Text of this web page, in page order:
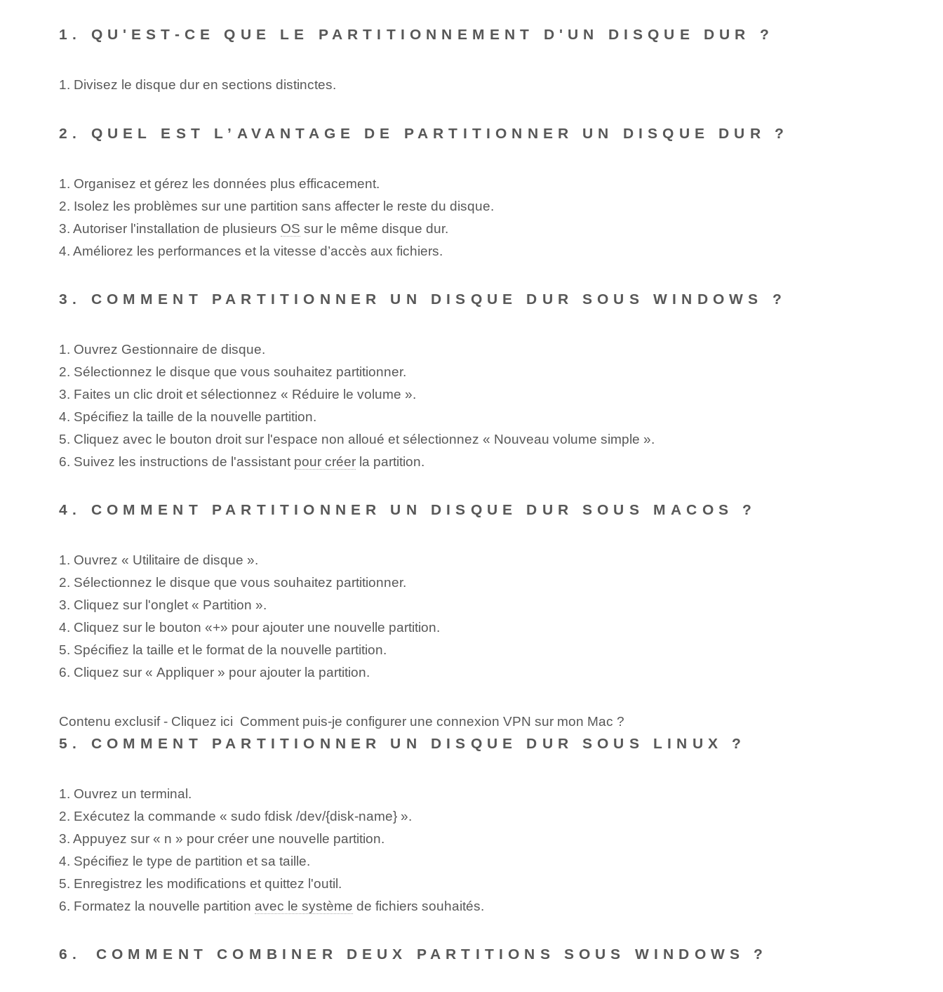
1. QU'EST-CE QUE LE PARTITIONNEMENT D'UN DISQUE DUR ?
1. ⁤Divisez le disque dur en sections distinctes.
2. QUEL EST L’AVANTAGE DE PARTITIONNER UN DISQUE DUR ?
1. Organisez et gérez les données plus efficacement.
2. Isolez les problèmes sur une partition ‌sans‍ affecter le reste ⁢du disque.
3. ⁤Autoriser l'installation de plusieurs OS sur le même disque dur.
4. Améliorez les performances et la vitesse d’accès aux fichiers.
3. COMMENT PARTITIONNER UN DISQUE DUR SOUS WINDOWS ?
1.‌ Ouvrez ⁤Gestionnaire de disque.
2. Sélectionnez le disque⁢ que vous souhaitez partitionner.
3. Faites un clic droit et sélectionnez « Réduire le volume ».
4. Spécifiez la taille de la nouvelle partition.
5. Cliquez avec le bouton droit sur l'espace non alloué et sélectionnez « Nouveau volume simple ».
6. Suivez les instructions de l'assistant pour créerla partition.
4. COMMENT PARTITIONNER UN DISQUE DUR SOUS MACOS ?
1. Ouvrez « Utilitaire de disque ».
2. Sélectionnez le ⁤disque que vous souhaitez partitionner.
3. Cliquez sur l'onglet « Partition ».
4. Cliquez sur le bouton «+»⁢ pour‌ ajouter une nouvelle partition.
5. Spécifiez la taille et le format de la nouvelle partition.
6. Cliquez sur « Appliquer » pour ajouter la partition.
Contenu exclusif - Cliquez ici Comment puis-je configurer une connexion VPN sur mon Mac ?
5. COMMENT PARTITIONNER UN DISQUE DUR SOUS LINUX ?
1. Ouvrez un terminal.
2. Exécutez la commande « sudo fdisk /dev/{disk-name} ».
3. Appuyez sur « n » pour créer une nouvelle partition.
4. Spécifiez le type de partition et sa taille.
5. Enregistrez⁢ les modifications et quittez l'outil.
6. Formatez la nouvelle partition avec le système de ⁢fichiers souhaités.
6.⁤ COMMENT COMBINER DEUX PARTITIONS SOUS WINDOWS ?